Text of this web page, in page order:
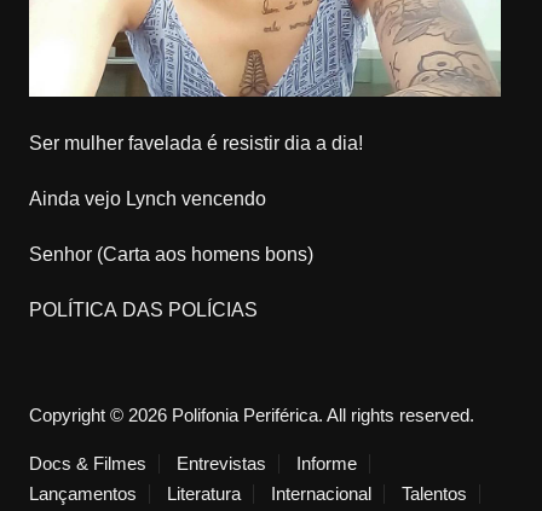
Ser mulher favelada é resistir dia a dia!
Ainda vejo Lynch vencendo
Senhor (Carta aos homens bons)
POLÍTICA DAS POLÍCIAS
Copyright © 2026 Polifonia Periférica. All rights reserved.
Docs & Filmes Entrevistas
Informe
Lançamentos
Literatura Internacional Talentos